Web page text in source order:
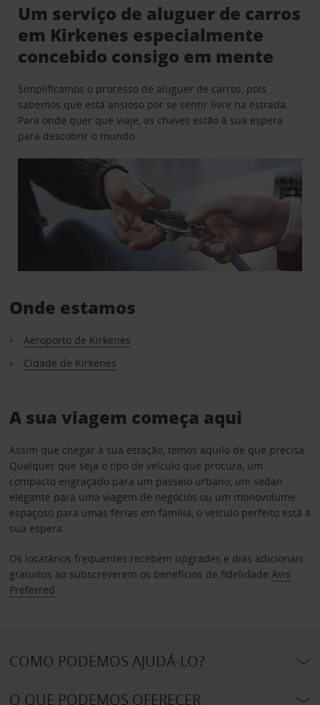
Um serviço de aluguer de carros
em Kirkenes especialmente
concebido consigo em mente
Simplificamos o processo de aluguer de carros, pois
sabemos que está ansioso por se sentir livre na estrada.
Para onde quer que viaje, as chaves estão à sua espera
para descobrir o mundo.
Onde estamos
Aeroporto de Kirkenes
Cidade de Kirkenes
A sua viagem começa aqui
Assim que chegar à sua estação, temos aquilo de que precisa.
Qualquer que seja o tipo de veículo que procura, um
compacto engraçado para um passeio urbano, um sedan
elegante para uma viagem de negócios ou um monovolume
espaçoso para umas férias em família, o veículo perfeito está à
sua espera.
Os locatários frequentes recebem upgrades e dias adicionais
gratuitos ao subscreverem os benefícios de fidelidade Avis
Preferred.
COMO PODEMOS AJUDÁ-LO?
O QUE PODEMOS OFERECER